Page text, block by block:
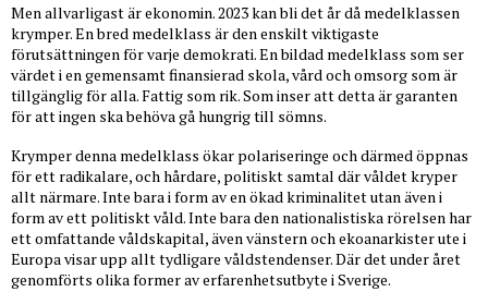
Men allvarligast är ekonomin. 2023 kan bli det år då medelklassen
krymper. En bred medelklass är den enskilt viktigaste
förutsättningen för varje demokrati. En bildad medelklass som ser
värdet i en gemensamt finansierad skola, vård och omsorg som är
tillgänglig för alla. Fattig som rik. Som inser att detta är garanten
för att ingen ska behöva gå hungrig till sömns.
Krymper denna medelklass ökar polariseringe och därmed öppnas
för ett radikalare, och hårdare, politiskt samtal där våldet kryper
allt närmare. Inte bara i form av en ökad kriminalitet utan även i
form av ett politiskt våld. Inte bara den nationalistiska rörelsen har
ett omfattande våldskapital, även vänstern och ekoanarkister ute i
Europa visar upp allt tydligare våldstendenser. Där det under året
genomförts olika former av erfarenhetsutbyte i Sverige.